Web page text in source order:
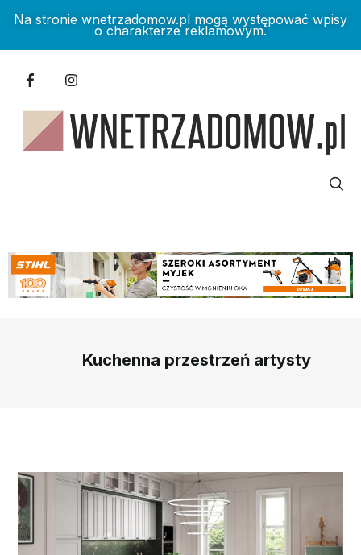
Na stronie wnetrzadomow.pl mogą występować wpisy
o charakterze reklamowym.
Kuchenna przestrzeń artysty